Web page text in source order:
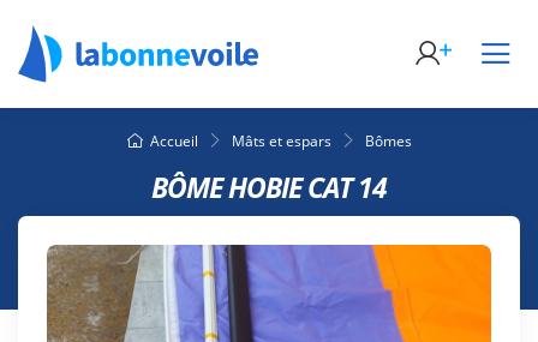
Accueil Mâts et espars Bômes
BÔME HOBIE CAT 14